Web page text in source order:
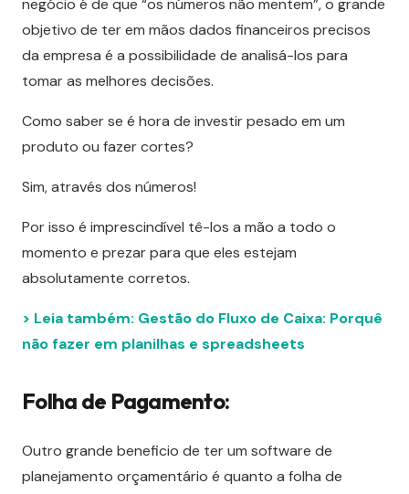
negócio é de que “os números não mentem”, o grande
objetivo de ter em mãos dados financeiros precisos
da empresa é a possibilidade de analisá-los para
tomar as melhores decisões.
Como saber se é hora de investir pesado em um
produto ou fazer cortes?
Sim, através dos números!
Por isso é imprescindível tê-los a mão a todo o
momento e prezar para que eles estejam
absolutamente corretos.
> Leia também: Gestão do Fluxo de Caixa: Porquê
não fazer em planilhas e spreadsheets
Folha de Pagamento:
Outro grande beneficio de ter um software de
planejamento orçamentário é quanto a folha de